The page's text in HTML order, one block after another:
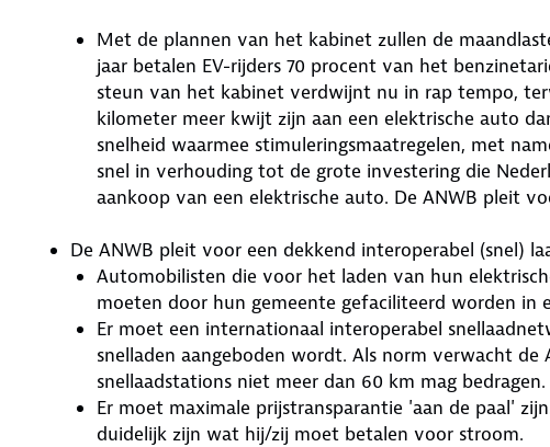
Met de plannen van het kabinet zullen de
jaar betalen EV-rijders 70 procent van het
steun van het kabinet verdwijnt nu in rap tempo,
kilometer meer kwijt zijn aan een elektrische auto
snelheid waarmee stimuleringsmaatregelen, met
snel in verhouding tot de grote investering die
aankoop van een elektrische auto. De ANWB pleit
De ANWB pleit voor een dekkend interoperabel (snel)
Automobilisten die voor het laden van hun
moeten door hun gemeente gefaciliteerd worden in
Er moet een internationaal interoperabel
snelladen aangeboden wordt. Als norm verwacht
snellaadstations niet meer dan 60 km mag bedragen.
Er moet maximale prijstransparantie 'aan de paal'
duidelijk zijn wat hij/zij moet betalen voor stroom.